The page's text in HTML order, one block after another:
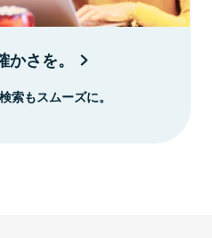
さを。
索もスムーズに。